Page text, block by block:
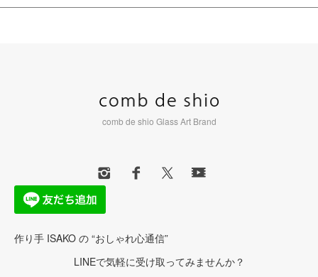
comb de shio Glass Art Brand
作り手 ISAKO の “おしゃれ心通信”
LINEで気軽に受け取ってみませんか？